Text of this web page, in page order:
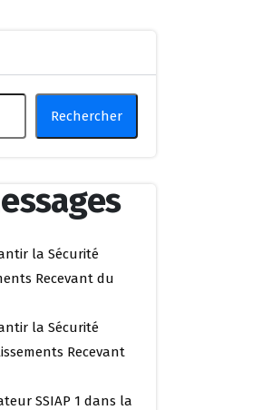
Rechercher
la Sécurité
Recevant du
la Sécurité
Recevant
SSIAP 1 dans la